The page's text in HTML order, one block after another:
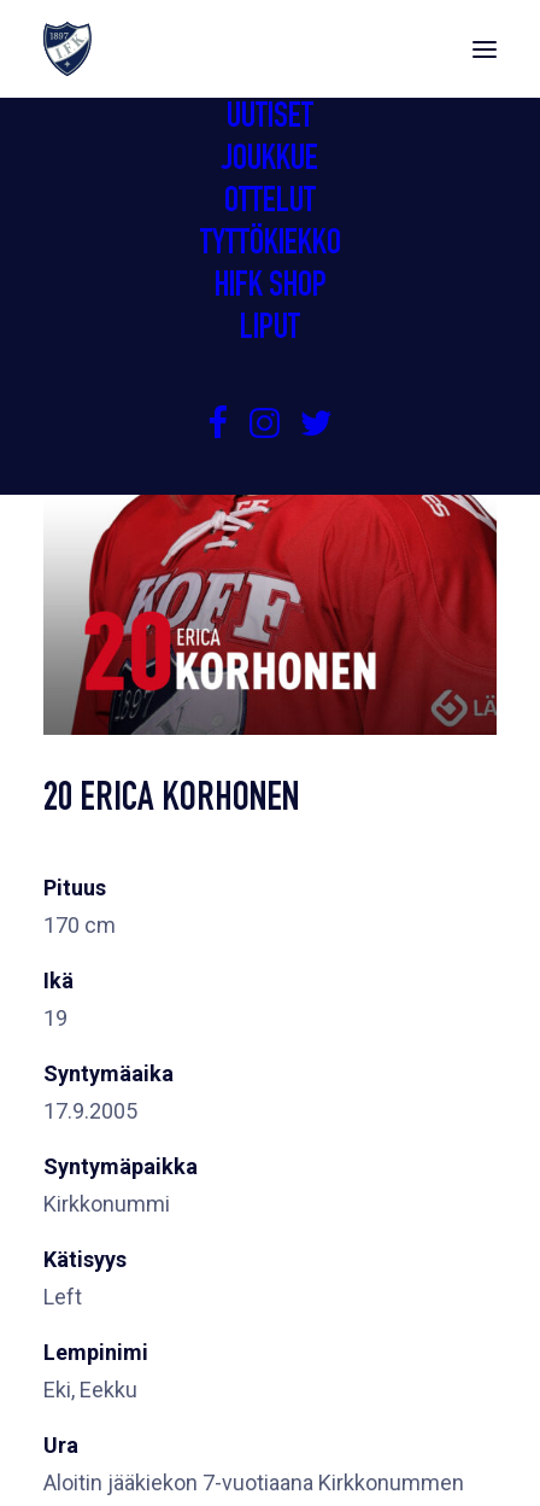
UUTISET
JOUKKUE
OTTELUT
TYTTÖKIEKKO
HIFK SHOP
LIPUT
20 ERICA KORHONEN
Pituus
170 cm
Ikä
19
Syntymäaika
17.9.2005
Syntymäpaikka
Kirkkonummi
Kätisyys
Left
Lempinimi
Eki, Eekku
Ura
Aloitin jääkiekon 7-vuotiaana Kirkkonummen